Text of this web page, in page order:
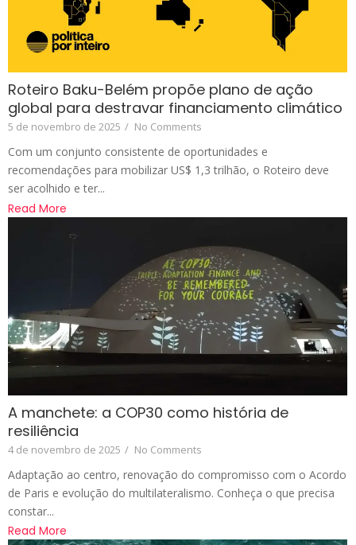
Roteiro Baku-Belém propõe plano de ação
global para destravar financiamento climático
5 de novembro de 2025 / No Comments
Com um conjunto consistente de oportunidades e
recomendações para mobilizar US$ 1,3 trilhão, o Roteiro deve
ser acolhido e ter...
Read More
A manchete: a COP30 como história de
resiliência
4 de novembro de 2025 / No Comments
Adaptação ao centro, renovação do compromisso com o Acordo
de Paris e evolução do multilateralismo. Conheça o que precisa
constar...
Read More